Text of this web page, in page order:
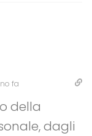
fa
della
dagli